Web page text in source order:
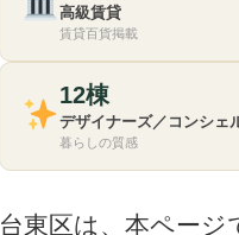
高級賃貸
賃貸百貨掲載
12棟
デザイナーズ／コンシェ
暮らしの質感
台東区は、本ページ